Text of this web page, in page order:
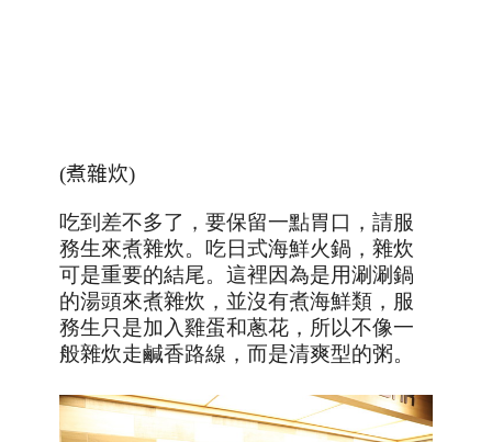
(煮雜炊)
吃到差不多了，要保留一點胃口，請服
務生來煮雜炊。吃日式海鮮火鍋，雜炊
可是重要的結尾。這裡因為是用涮涮鍋
的湯頭來煮雜炊，並沒有煮海鮮類，服
務生只是加入雞蛋和蔥花，所以不像一
般雜炊走鹹香路線，而是清爽型的粥。